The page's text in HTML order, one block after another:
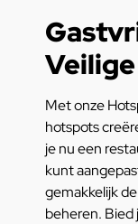
Met onze
hotspots
je nu een
kunt
gemakkelijk
beheren. Bied